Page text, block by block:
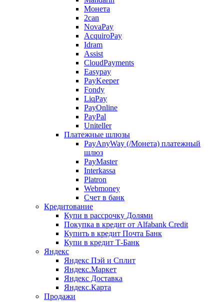
Монета
2can
NovaPay
AcquiroPay
Idram
Assist
CloudPayments
Easypay
PayKeeper
Fondy
LiqPay
PayOnline
PayPal
Uniteller
Платежные шлюзы
PayAnyWay (/Монета) платежный
шлюз
PayMaster
Interkassa
Platron
Webmoney
Счет в банк
Кредитование
Купи в рассрочку Долями
Покупка в кредит от Alfabank Credit
Купить в кредит Почта Банк
Купи в кредит Т-Банк
Яндекс
Яндекс Пэй и Сплит
Яндекс.Маркет
Яндекс Доставка
Яндекс.Карта
Продажи